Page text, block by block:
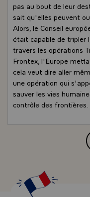
pas au bout de leur
sait qu'elles peuvent
Alors, le Conseil
était capable de tripler
travers les opérations
Frontex, l'Europe
cela veut dire aller
une opération qui
sauver les vies
contrôle des frontières.
C'est pourquoi j'ai
allions doubler le
au service de Frontex
navire remorqueur en
également pris des